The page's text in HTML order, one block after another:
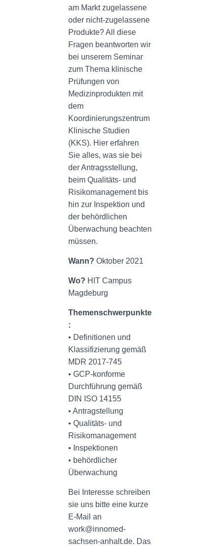
am Markt zugelassene
oder nicht-zugelassene
Produkte? All diese
Fragen beantworten wir
bei unserem Seminar
zum Thema klinische
Prüfungen von
Medizinprodukten mit
dem
Koordinierungszentrum
Klinische Studien
(KKS). Hier erfahren
Sie alles, was sie bei
der Antragsstellung,
beim Qualitäts- und
Risikomanagement bis
hin zur Inspektion und
der behördlichen
Überwachung beachten
müssen.
Wann? Oktober 2021
Wo? HIT Campus
Magdeburg
Themenschwerpunkte
:
• Definitionen und
Klassifizierung gemäß
MDR 2017-745
• GCP-konforme
Durchführung gemäß
DIN ISO 14155
• Antragstellung
• Qualitäts- und
Risikomanagement
• Inspektionen
• behördlicher
Überwachung
Bei Interesse schreiben
sie uns bitte eine kurze
E-Mail an
work@innomed-
sachsen-anhalt.de. Das